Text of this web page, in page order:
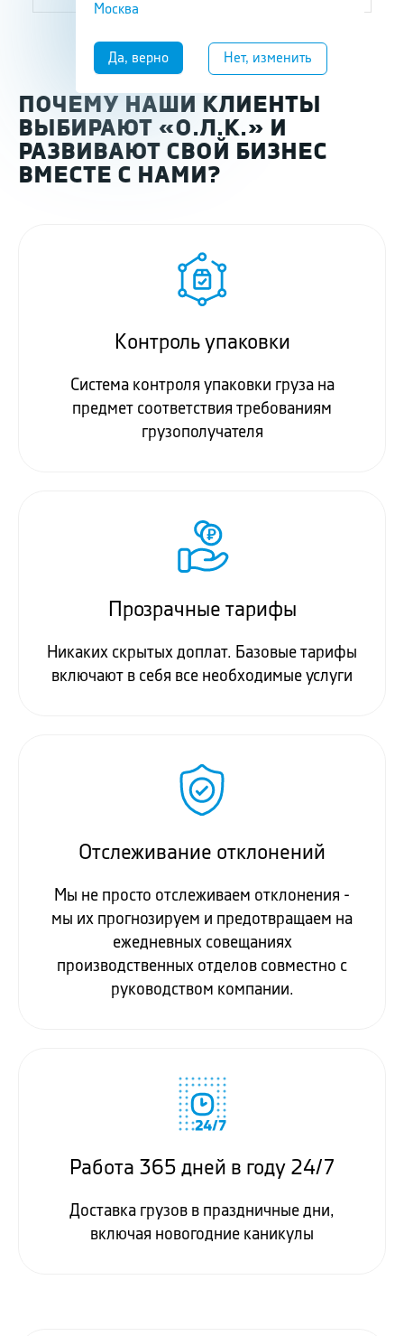
ПОЧЕМУ НАШИ КЛИЕНТЫ
ВЫБИРАЮТ «О.Л.К.» И
РАЗВИВАЮТ СВОЙ БИЗНЕС
ВМЕСТЕ С НАМИ?
Контроль упаковки
Система контроля упаковки груза на
предмет соответствия требованиям
грузополучателя
Прозрачные тарифы
Никаких скрытых доплат. Базовые тарифы
включают в себя все необходимые услуги
Отслеживание отклонений
Мы не просто отслеживаем отклонения -
мы их прогнозируем и предотвращаем на
ежедневных совещаниях
производственных отделов совместно с
руководством компании.
Работа 365 дней в году 24/7
Доставка грузов в праздничные дни,
включая новогодние каникулы
Москва